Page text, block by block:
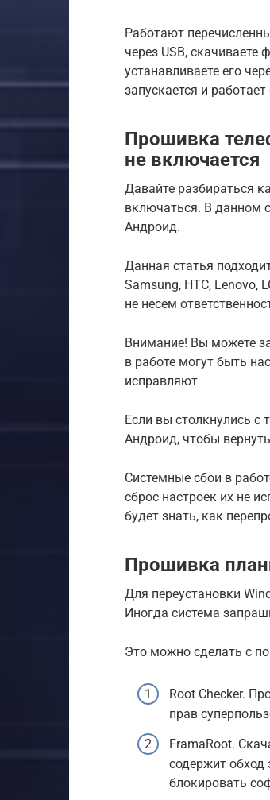
Работают
через USB,
устанавливаете его
запускается и
Прошивка
не включается
Давайте разбираться
включаться. В данном
Андроид.
Данная статья
Samsung, HTC, Lenovo,
не несем
Внимание! Вы можете
в работе могут быть
исправляют
Если вы столкнулись с
Андроид, чтобы
Системные сбои в
сброс настроек их не
будет знать, как
Прошивка
Для переустановки
Иногда система
Это можно сделать с
Root Checker.
прав
FramaRoot.
содержит
блокировать